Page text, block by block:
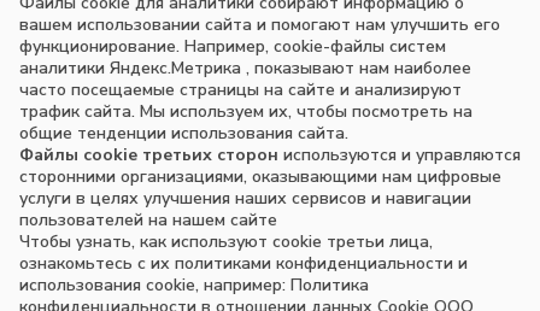
вашем использовании сайта и помогают нам улучшить его
функционирование. Например, cookie-файлы систем
аналитики Яндекс.Метрика , показывают нам наиболее
часто посещаемые страницы на сайте и анализируют
трафик сайта. Мы используем их, чтобы посмотреть на
общие тенденции использования сайта.
Файлы cookie третьих сторон используются и управляются
сторонними организациями, оказывающими нам цифровые
услуги в целях улучшения наших сервисов и навигации
пользователей на нашем сайте
Чтобы узнать, как используют cookie третьи лица,
ознакомьтесь с их политиками конфиденциальности и
использования cookie, например: Политика